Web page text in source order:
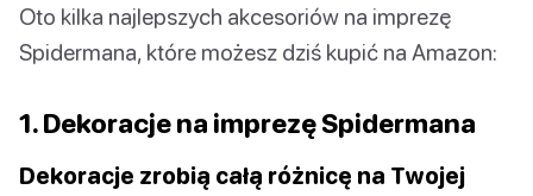
Oto kilka najlepszych akcesoriów na imprezę
Spidermana, które możesz dziś kupić na Amazon:
1. Dekoracje na imprezę Spidermana
Dekoracje zrobią całą różnicę na Twojej